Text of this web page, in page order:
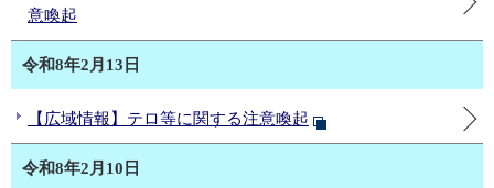
意喚起
令和8年2月13日
【広域情報】テロ等に関する注意喚起
令和8年2月10日